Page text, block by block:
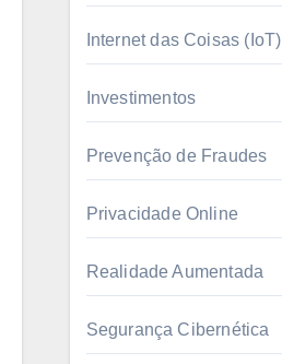
Internet das Coisas (IoT)
Investimentos
Prevenção de Fraudes
Privacidade Online
Realidade Aumentada
Segurança Cibernética